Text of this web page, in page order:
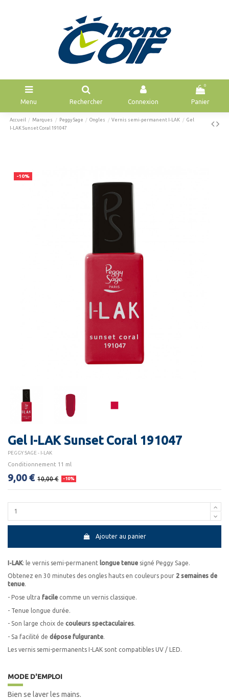
Menu Rechercher Connexion
0
Panier
Accueil Marques Peggy Sage Ongles Vernis semi-permanent I-LAK
Gel
I-LAK Sunset Coral 191047
-10%
Gel I-LAK Sunset Coral 191047
PEGGY SAGE - I-LAK
Conditionnement 11 ml
9,00 € 10,00 € -10%
Ajouter au panier
I-LAK: le vernis semi-permanent longue tenue signé Peggy Sage.
Obtenez en 30 minutes des ongles hauts en couleurs pour 2 semaines de
tenue.
- Pose ultra facile comme un vernis classique.
- Tenue longue durée.
- Son large choix de couleurs spectaculaires.
- Sa facilité de dépose fulgurante.
Les vernis semi-permanents I-LAK sont compatibles UV / LED.
MODE D'EMPLOI
Bien se laver les mains.